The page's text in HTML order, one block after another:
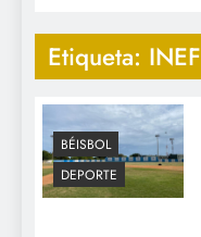
Etiqueta:
BÉISBOL
DEPORTE